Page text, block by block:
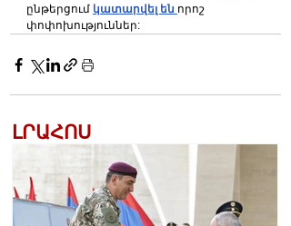
ընթերցում կատարվել են որոշ
փոփոխություններ:
ԼՐԱՀՈՍ